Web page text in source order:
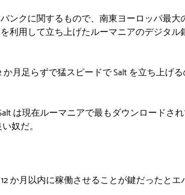
ンクに関するもので、南東ヨーロッパ最大
利用して立ち上げたルーマニアのデジタル
月足らずで猛スピードで Salt を立ち上げ
は現在ルーマニアで最もダウンロードさ
奴だ。
か月以内に稼働させることが鍵だったと